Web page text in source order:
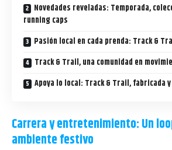
Novedades reveladas: Temporada,
running caps
Pasión local en cada prenda: Track &
Track & Trail, una comunidad en
Apoya lo local: Track & Trail, fabricada
Carrera y entretenimiento: Un
ambiente festivo